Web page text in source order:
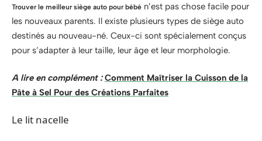
Trouver le meilleur siège auto pour bébé n’est pas chose facile pour
les nouveaux parents. Il existe plusieurs types de siège auto
destinés au nouveau-né. Ceux-ci sont spécialement conçus
pour s’adapter à leur taille, leur âge et leur morphologie.
A lire en complément : Comment Maîtriser la Cuisson de la
Pâte à Sel Pour des Créations Parfaites
Le lit nacelle